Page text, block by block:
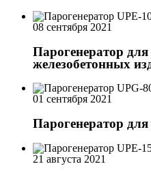
08 сентября 2021
Парогенератор
железобетонных
01 сентября 2021
Парогенератор
21 августа 2021